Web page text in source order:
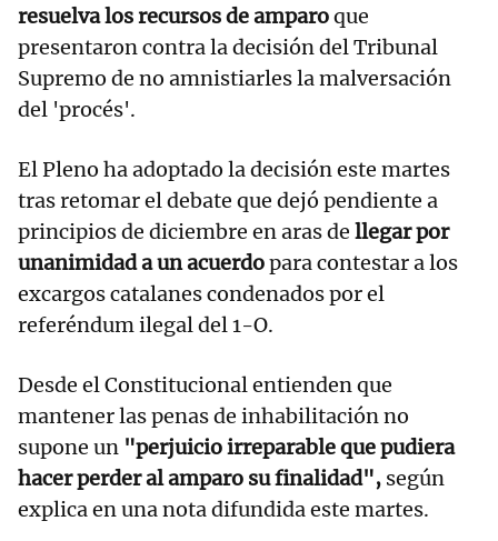
resuelva los recursos de amparoque
presentaron contra la decisión del Tribunal
Supremo de no amnistiarles la malversación
del 'procés'.
El Pleno ha adoptado la decisión este martes
tras retomar el debate que dejó pendiente a
principios de diciembre en aras de llegar por
unanimidad a un acuerdopara contestar a los
excargos catalanes condenados por el
referéndum ilegal del 1-O.
Desde el Constitucional entienden que
mantener las penas de inhabilitación no
supone un "perjuicio irreparable que pudiera
hacer perder al amparo su finalidad", según
explica en una nota difundida este martes.